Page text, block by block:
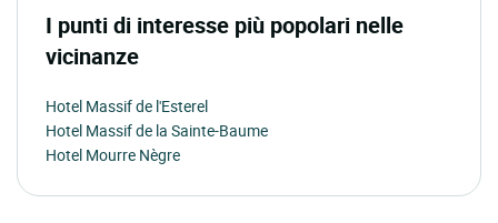
I punti di interesse più popolari nelle
vicinanze
Hotel Massif de l'Esterel
Hotel Massif de la Sainte-Baume
Hotel Mourre Nègre